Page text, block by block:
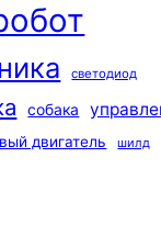
светодиод
собака
двигатель шилд